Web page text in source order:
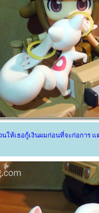
นให้เธอกู้เงินผมก่อนที่จะก่อการ